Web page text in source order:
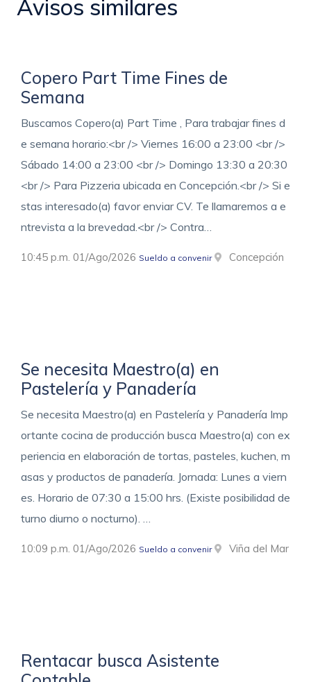
Avisos similares
Copero Part Time Fines de
Semana
Buscamos Copero(a) Part Time , Para trabajar fines d
e semana horario:<br /> Viernes 16:00 a 23:00 <br />
Sábado 14:00 a 23:00 <br /> Domingo 13:30 a 20:30
<br /> Para Pizzeria ubicada en Concepción.<br /> Si e
stas interesado(a) favor enviar CV. Te llamaremos a e
ntrevista a la brevedad.<br /> Contra…
10:45 p.m. 01/Ago/2026 Sueldo a convenir Concepción
Se necesita Maestro(a) en
Pastelería y Panadería
Se necesita Maestro(a) en Pastelería y Panadería Imp
ortante cocina de producción busca Maestro(a) con ex
periencia en elaboración de tortas, pasteles, kuchen, m
asas y productos de panadería. Jornada: Lunes a viern
es. Horario de 07:30 a 15:00 hrs. (Existe posibilidad de
turno diurno o nocturno). …
10:09 p.m. 01/Ago/2026 Sueldo a convenir Viña del Mar
Rentacar busca Asistente